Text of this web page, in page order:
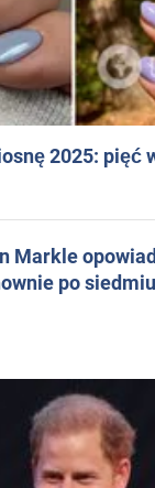
2025: pięć
po